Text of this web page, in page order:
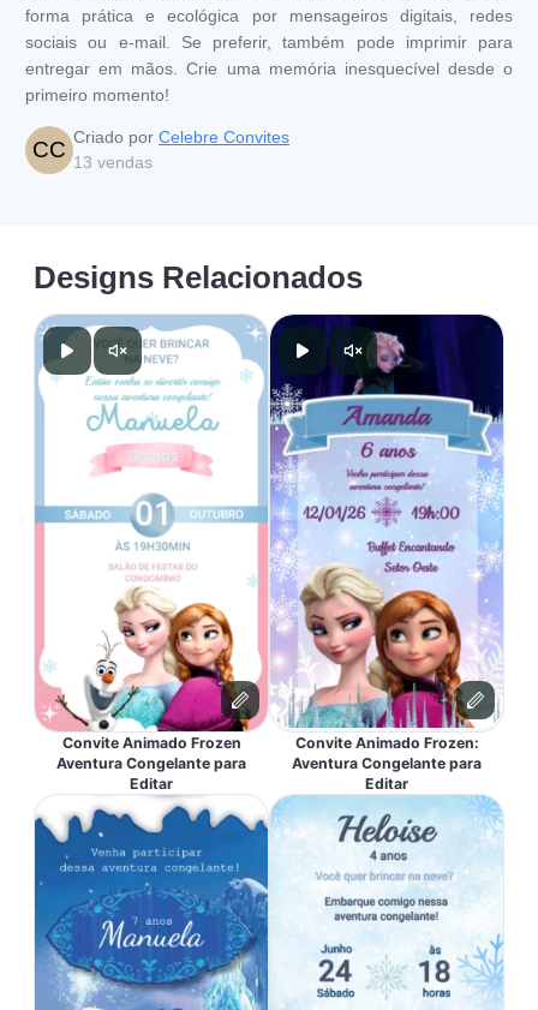
forma prática e ecológica por mensageiros digitais, redes
sociais ou e-mail. Se preferir, também pode imprimir para
entregar em mãos. Crie uma memória inesquecível desde o
primeiro momento!
CC Criado por Celebre Convites
13 vendas
Designs Relacionados
Convite Animado Frozen
Aventura Congelante para
Editar
Convite Animado Frozen:
Aventura Congelante para
Editar